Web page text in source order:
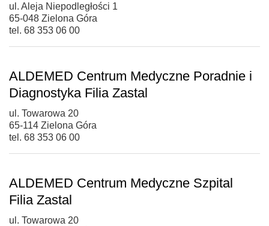
ul. Aleja Niepodległości 1
65-048 Zielona Góra
tel. 68 353 06 00
ALDEMED Centrum Medyczne Poradnie i
Diagnostyka Filia Zastal
ul. Towarowa 20
65-114 Zielona Góra
tel. 68 353 06 00
ALDEMED Centrum Medyczne Szpital
Filia Zastal
ul. Towarowa 20